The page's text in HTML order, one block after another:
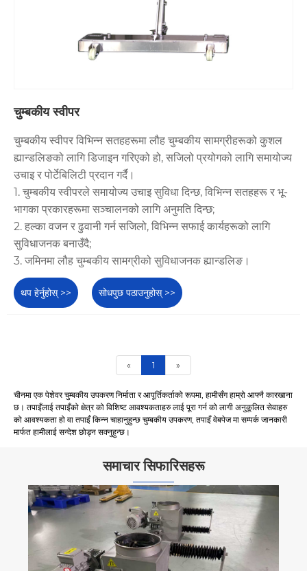
चुम्बकीय स्वीपर
चुम्बकीय स्वीपर विभिन्न सतहहरूमा लौह चुम्बकीय सामग्रीहरूको कुशल
ह्यान्डलिङको लागि डिजाइन गरिएको हो, सजिलो प्रयोगको लागि समायोज्य
उचाइ र पोर्टेबिलिटी प्रदान गर्दै।
1. चुम्बकीय स्वीपरले समायोज्य उचाइ सुविधा दिन्छ, विभिन्न सतहहरू र भू-
भागका प्रकारहरूमा सञ्चालनको लागि अनुमति दिन्छ;
2. हल्का वजन र ढुवानी गर्न सजिलो, विभिन्न सफाई कार्यहरूको लागि
सुविधाजनक बनाउँदै;
3. जमिनमा लौह चुम्बकीय सामग्रीको सुविधाजनक ह्यान्डलिङ।
थप हेर्नुहोस् >> सोधपुछ पठाउनुहोस् >>
« 1 »
चीनमा एक पेशेवर चुम्बकीय उपकरण निर्माता र आपूर्तिकर्ताको रूपमा, हामीसँग हाम्रो आफ्नै कारखाना
छ। तपाइँलाई तपाइँको क्षेत्र को विशिष्ट आवश्यकताहरु लाई पूरा गर्न को लागी अनुकूलित सेवाहरु
को आवश्यकता हो वा तपाइँ किन्न चाहानुहुन्छ चुम्बकीय उपकरण, तपाइँ वेबपेज मा सम्पर्क जानकारी
मार्फत हामीलाई सन्देश छोड्न सक्नुहुन्छ।
समाचार सिफारिसहरू
कुशल फलाम हटाउने, चुम्बकीय संरक्षण
थप हेर्नुहोस् >>